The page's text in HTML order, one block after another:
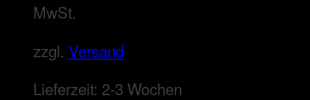
MwSt.
zzgl. Versand
Lieferzeit: 2-3 Wochen